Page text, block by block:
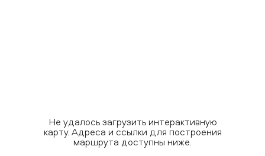
Не удалось загрузить интерактивную
карту. Адреса и ссылки для построения
маршрута доступны ниже.